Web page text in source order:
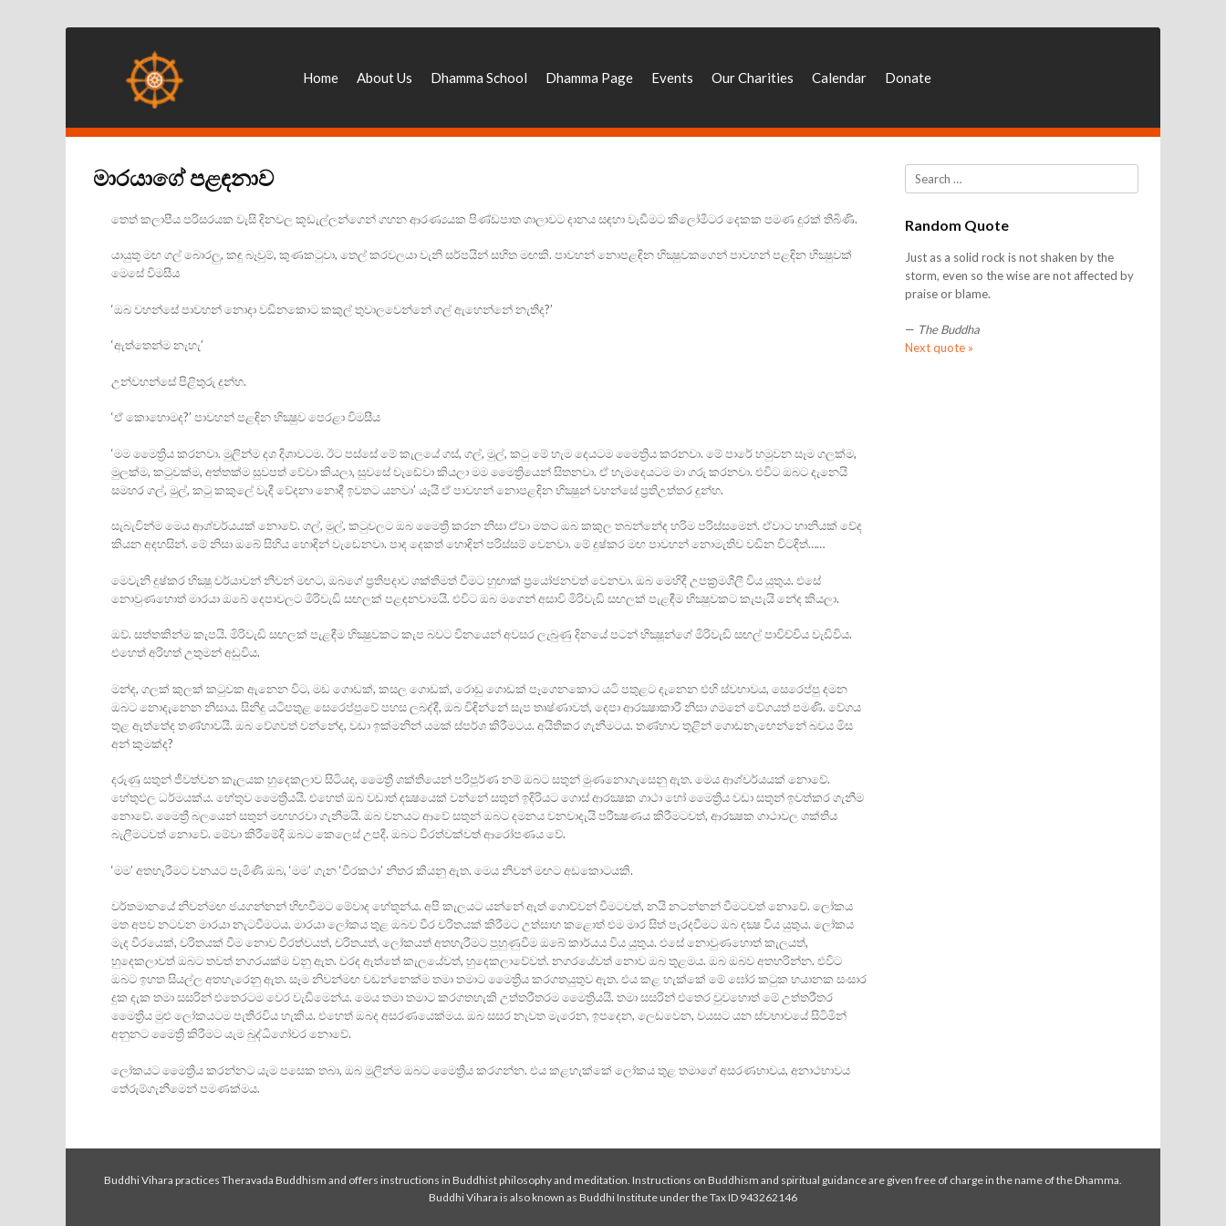
Home About Us Dhamma School Dhamma Page Events Our Charities Calendar Donate
මාරයාගේ පළඳනාව
තෙත් කලාපීය පරිසරයක වැසි දිනවල කූඩැල්ලන්ගෙන් ගහන ආරණ්‍යයක පිණ්‌ඩපාත ශාලාවට දානය සඳහා වැඩීමට කිලෝමීටර දෙකක පමණ දුරක්‌ තිබිණි.
යායුතු මඟ ගල් බොරලු, කඳු බෑවුම්, කුණකටුවා, තෙල් කරවලයා වැනි සර්පයින් සහිත මඟකි. පාවහන් නොපළඳින භික්‍ෂුවකගෙන් පාවහන් පළඳින භික්‍ෂුවක්‌
මෙසේ විමසීය
‘ඔබ වහන්සේ පාවහන් නොදා වඩිනකොට කකුල් තුවාලවෙන්නේ ගල් ඇහෙන්නේ නැතිද?’
‘ඇත්තෙන්ම නැහැ’
උන්වහන්සේ පිළිතුරු දුන්හ.
‘ඒ කොහොමද?’ පාවහන් පළඳින භික්‍ෂුව පෙරළා විමසීය
‘මම මෛත්‍රිය කරනවා. මුලින්ම දශ දිශාවටම. ඊට පස්‌සේ මේ කැලයේ ගස්‌, ගල්, මුල්, කටු මේ හැම දෙයටම මෛත්‍රිය කරනවා. මේ පාරේ හමුවන සෑම ගලක්‌ම,
මුලක්‌ම, කටුවක්‌ම, අත්තක්‌ම සුවපත් වේවා කියලා, සුවසේ වැඩේවා කියලා මම මෛත්‍රියෙන් සිතනවා. ඒ හැමදෙයටම මා ගරු කරනවා. එවිට ඔබට දැනෙයි
සමහර ගල්, මුල්, කටු කකුලේ වැදී වේදනා නොදී ඉවතට යනවා’ යෑයි ඒ පාවහන් නොපළඳින භික්‍ෂුන් වහන්සේ ප්‍රතිඋත්තර දුන්හ.
සැබැවින්ම මෙය ආශ්චර්යයක්‌ නොවේ. ගල්, මුල්, කටුවලට ඔබ මෛත්‍රි කරන නිසා ඒවා මතට ඔබ කකුල තබන්නේද හරිම පරිස්‌සමෙන්. ඒවාට හානියක්‌ වේද
කියන අදහසින්. මේ නිසා ඔබේ සිහිය හොඳින් වැඩෙනවා. පාද දෙකත් හොඳින් පරිස්‌සම් වෙනවා. මේ දුෂ්කර මඟ පාවහන් නොමැතිව වඩින විටදිත්……
මෙවැනි දුෂ්කර භික්‍ෂු චර්යාවන් නිවන් මඟට, ඔබගේ ප්‍රතිපදාව ශක්‌තිමත් වීමට හුඟාක්‌ ප්‍රයෝජනවත් වෙනවා. ඔබ මෙහිදී උපක්‍රමශීලී විය යුතුය. එසේ
නොවුණහොත් මාරයා ඔබේ දෙපාවලට මිරිවැඩි සඟලක්‌ පළඳනවාමයි. එවිට ඔබ මගෙන් අසාවි මිරිවැඩි සඟලක්‌ පැළඳීම භික්‍ෂුවකට කැපැයි නේද කියලා.
ඔව්. සත්තකින්ම කැපයි. මිරිවැඩි සඟලක්‌ පැළඳීම භික්‍ෂුවකට කැප බවට විනයෙන් අවසර ලැබුණු දිනයේ පටන් භික්‍ෂූන්ගේ මිරිවැඩි සඟල් පාවිච්චිය වැඩිවිය.
එහෙත් අරිහත් උතුමන් අඩුවිය.
මන්ද, ගලක්‌ කුලක්‌ කටුවක ඇනෙන විට, මඩ ගොඩක්‌, කසල ගොඩක්‌, රොඩු ගොඩක්‌ පෑගෙනකොට යටි පතුළට දැනෙන එහි ස්‌වභාවය, සෙරෙප්පු දමන
ඔබට නොදැනෙන නිසාය. සිනිදු යටිපතුළ සෙරෙප්පුවේ පහස ලබද්දී, ඔබ විඳින්නේ සැප තෘෂ්ණාවත්, දෙපා ආරක්‍ෂාකාරී නිසා ගමනේ වේගයත් පමණි. වේගය
තුළ ඇත්තේද තණ්‌හාවයි. ඔබ වේගවත් වන්නේද, වඩා ඉක්‌මනින් යමක්‌ ස්‌පර්ශ කිරීමටය. අයිතිකර ගැනීමටය. තණ්‌හාව තුළින් ගොඩනැඟෙන්නේ බවය මිස
අන් කුමක්‌ද?
දරුණු සතුන් ජීවත්වන කැලයක හුදෙකලාව සිටියද, මෛත්‍රී ශක්‌තියෙන් පරිපූර්ණ නම් ඔබට සතුන් මුණනොගැසෙනු ඇත. මෙය ආශ්චර්යයක්‌ නොවේ.
හේතුඵල ධර්මයක්‌ය. හේතුව මෛත්‍රියයි. එහෙත් ඔබ වඩාත් දක්‍ෂයෙක්‌ වන්නේ සතුන් ඉදිරියට ගොස්‌ ආරක්‍ෂක ගාථා හෝ මෛත්‍රිය වඩා සතුන් ඉවත්කර ගැනීම
නොවේ. මෛත්‍රී බලයෙන් සතුන් මඟහරවා ගැනීමයි. ඔබ වනයට ආවේ සතුන් ඔබට දමනය වනවාදැයි පරීක්‍ෂණය කිරීමටවත්, ආරක්‍ෂක ගාථාවල ශක්‌තිය
බැලීමටවත් නොවේ. මේවා කිරීමේදී ඔබට කෙලෙස්‌ උපදී. ඔබට වීරත්වක්‌වත් ආරෝපණය වේ.
‘මම’ අතහැරීමට වනයට පැමිණි ඔබ, ‘මම’ ගැන ‘වීරකථා’ නිතර කියනු ඇත. මෙය නිවන් මඟට අඩකොටයකි.
වර්තමානයේ නිවන්මඟ ජයගන්නන් හිඟවීමට මේවාද හේතූන්ය. අපි කැලයට යන්නේ ඇත් ගොව්වන් වීමටවත්, නයි නටන්නන් වීමටවත් නොවේ. ලෝකය
මත අපව නටවන මාරයා නැටවීමටය. මාරයා ලෝකය තුළ ඔබව වීර චරිතයක්‌ කිරීමට උත්සාහ කළොත් එම මාර සිත් පැරදවීමට ඔබ දක්‍ෂ විය යුතුය. ලෝකය
මැද වීරයෙක්‌, චරිතයක්‌ වීම නොව වීරත්වයත්, චරිතයත්, ලෝකයත් අතහැරීමට පුහුණුවීම ඔබේ කාර්යය විය යුතුය. එසේ නොවුණහොත් කැලයත්,
හුදෙකලාවත් ඔබට තවත් නගරයක්‌ම වනු ඇත. වරද ඇත්තේ කැලයේවත්, හුදෙකලාවේවත්. නගරයේවත් නොව ඔබ තුළමය. ඔබ ඔබව අතහරින්න. එවිට
ඔබට ඉහත සියල්ල අතහැරෙනු ඇත. සෑම නිවන්මඟ වඩන්නෙක්‌ම තමා තමාට මෛත්‍රිය කරගතයුතුව ඇත. එය කළ හැක්‌කේ මේ ඝෝර කටුක භයානක සංසාර
දුක දැක තමා සසරින් එතෙරටම වෙර වැඩීමෙන්ය. මෙය තමා තමාට කරගතහැකි උත්තරීතරම මෛත්‍රියයි. තමා සසරින් එතෙර වුවහොත් මේ උත්තරීතර
මෛත්‍රිය මුළු ලෝකයටම පැතිරවිය හැකිය. එහෙත් ඔබද අසරණයෙක්‌මය. ඔබ සසර නැවත මැරෙන, ඉපදෙන, ලෙඩවෙන, වයසට යන ස්‌වභාවයේ සිටිමින්
අනුනට මෛත්‍රි කිරීමට යැම බුද්ධිගෝචර නොවේ.
ලෝකයට මෛත්‍රිය කරන්නට යැම පසෙක තබා, ඔබ මුලින්ම ඔබට මෛත්‍රිය කරගන්න. එය කළහැක්‌කේ ලෝකය තුළ තමාගේ අසරණභාවය, අනාථභාවය
තේරුම්ගැනීමෙන් පමණක්‌මය.
Search
Random Quote
Just as a solid rock is not shaken by the
storm, even so the wise are not affected by
praise or blame.
— The Buddha
Next quote »
Buddhi Vihara practices Theravada Buddhism and offers instructions in Buddhist philosophy and meditation. Instructions on Buddhism and spiritual guidance are given free of charge in the name of the Dhamma.
Buddhi Vihara is also known as Buddhi Institute under the Tax ID 943262146